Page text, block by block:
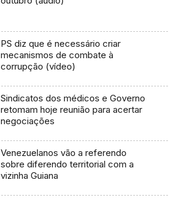
PS diz que é necessário criar
mecanismos de combate à
corrupção (vídeo)
Sindicatos dos médicos e Governo
retomam hoje reunião para acertar
negociações
Venezuelanos vão a referendo
sobre diferendo territorial com a
vizinha Guiana